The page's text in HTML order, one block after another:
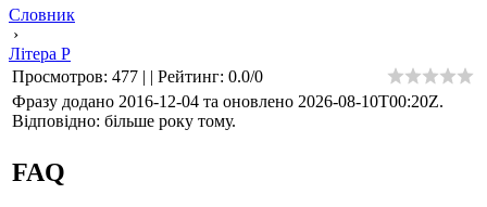
Словник
›
Літера Р
Просмотров: 477 | | Рейтинг: 0.0/0
Фразу додано 2016-12-04 та оновлено 2026-08-10T00:20Z.
Відповідно: більше року тому.
FAQ